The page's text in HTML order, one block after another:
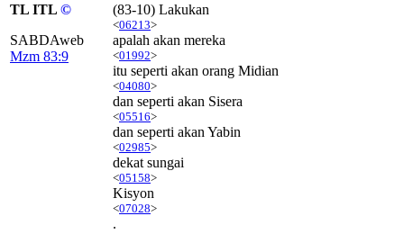
TL ITL ©
SABDAweb
Mzm 83:9
(83-10) Lakukan
<06213>
apalah akan mereka
<01992>
itu seperti akan orang Midian
<04080>
dan seperti akan Sisera
<05516>
dan seperti akan Yabin
<02985>
dekat sungai
<05158>
Kisyon
<07028>
.